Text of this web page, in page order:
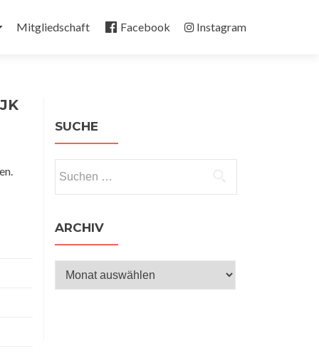
Mitgliedschaft Facebook Instagram
SUCHE
nach:
ARCHIV
Archiv